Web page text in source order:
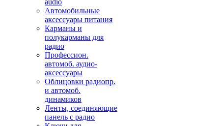
audio
Автомобильные
аксессуары питания
Карманы и
полукарманы для
радио
Профессион.
автомоб. аудио-
аксессуары
Облицовки радиопр.
и автомоб.
динамиков
Ленты, соединяющие
панель с радио